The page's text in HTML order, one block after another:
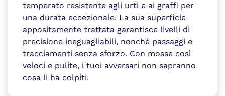
temperato resistente agli urti e ai graffi per
una durata eccezionale. La sua superficie
appositamente trattata garantisce livelli di
precisione ineguagliabili, nonché passaggi e
tracciamenti senza sforzo. Con mosse così
veloci e pulite, i tuoi avversari non sapranno
cosa li ha colpiti.